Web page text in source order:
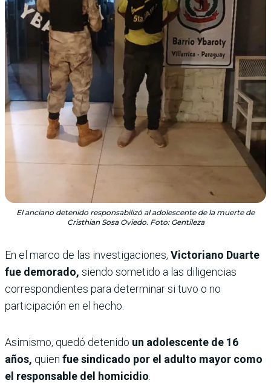
El anciano detenido responsabilizó al adolescente de la muerte de
Cristhian Sosa Oviedo. Foto: Gentileza
En el marco de las investigaciones, Victoriano Duarte
fue demorado, siendo sometido a las diligencias
correspondientes para determinar si tuvo o no
participación en el hecho.
Asimismo, quedó detenido un adolescente de 16
años, quien fue sindicado por el adulto mayor como
el responsable del homicidio